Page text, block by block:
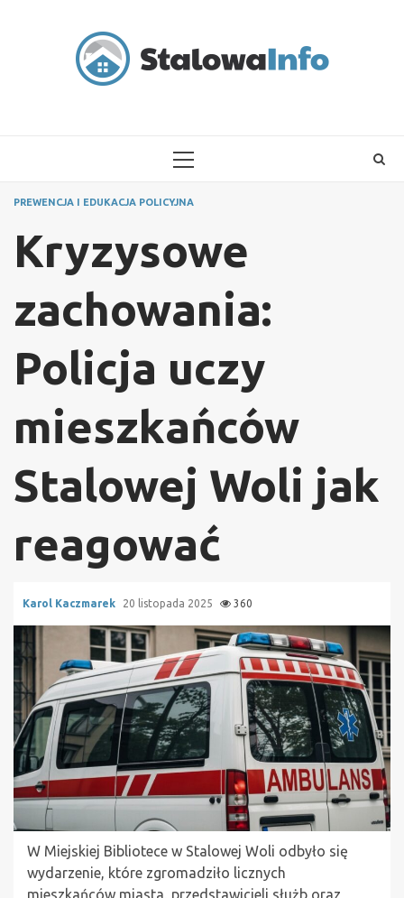
PRIMARY
PREWENCJA I EDUKACJA POLICYJNA
Kryzysowe
zachowania:
Policja uczy
mieszkańców
Stalowej Woli jak
reagować
Karol Kaczmarek 20 listopada 2025 360
W Miejskiej Bibliotece w Stalowej Woli odbyło się
wydarzenie, które zgromadziło licznych
mieszkańców miasta, przedstawicieli służb oraz